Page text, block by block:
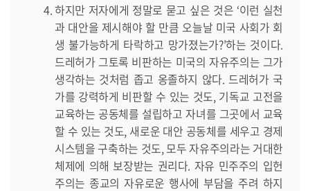
하지만 저자에게 정말로 묻고 싶은 것은 ‘이런 실천
과 대안을 제시해야 할 만큼 오늘날 미국 사회가 회
생 불가능하게 타락하고 망가졌는가?’하는 것이다.
드레허가 그토록 비판하는 미국의 자유주의는 그가
생각하는 것처럼 좁고 옹졸하지 않다. 드레허가 국
가를 강력하게 비판할 수 있는 것도, 기독교 고전을
교육하는 공동체를 설립하고 자녀를 그곳에서 교육
할 수 있는 것도, 새로운 대안 공동체를 세우고 경제
시스템을 구축하는 것도, 모두 자유주의라는 거대한
체제에 의해 보장받는 권리다. 자유 민주주의 입헌
주의는 종교의 자유로운 행사에 부담을 주려 하지